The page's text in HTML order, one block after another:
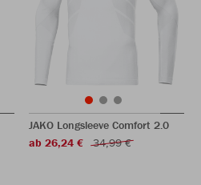
JAKO Longsleeve Comfort 2.0
ab 26,24 €
34,99 €